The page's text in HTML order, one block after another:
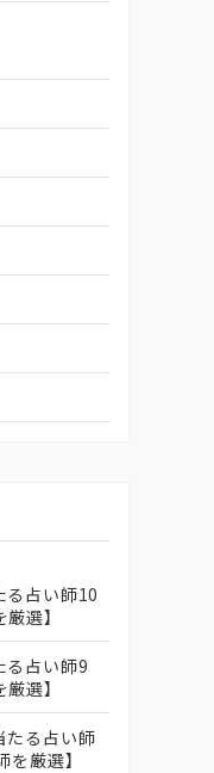
る占い師10
選】
る占い師9
選】
たる占い師
厳選】